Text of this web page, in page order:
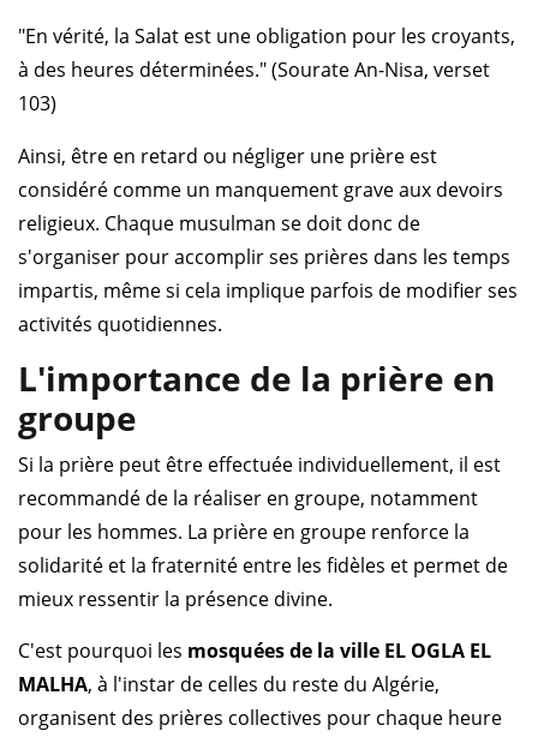
"En vérité, la Salat est une obligation pour les croyants,
à des heures déterminées." (Sourate An-Nisa, verset
103)
Ainsi, être en retard ou négliger une prière est
considéré comme un manquement grave aux devoirs
religieux. Chaque musulman se doit donc de
s'organiser pour accomplir ses prières dans les temps
impartis, même si cela implique parfois de modifier ses
activités quotidiennes.
L'importance de la prière en
groupe
Si la prière peut être effectuée individuellement, il est
recommandé de la réaliser en groupe, notamment
pour les hommes. La prière en groupe renforce la
solidarité et la fraternité entre les fidèles et permet de
mieux ressentir la présence divine.
C'est pourquoi les mosquées de la ville EL OGLA EL
MALHA, à l'instar de celles du reste du Algérie,
organisent des prières collectives pour chaque heure